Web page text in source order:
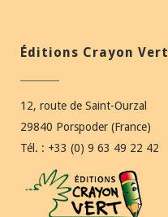
Éditions Crayon Vert
12, route de Saint-Ourzal
29840 Porspoder (France)
Tél. : +33 (0) 9 63 49 22 42